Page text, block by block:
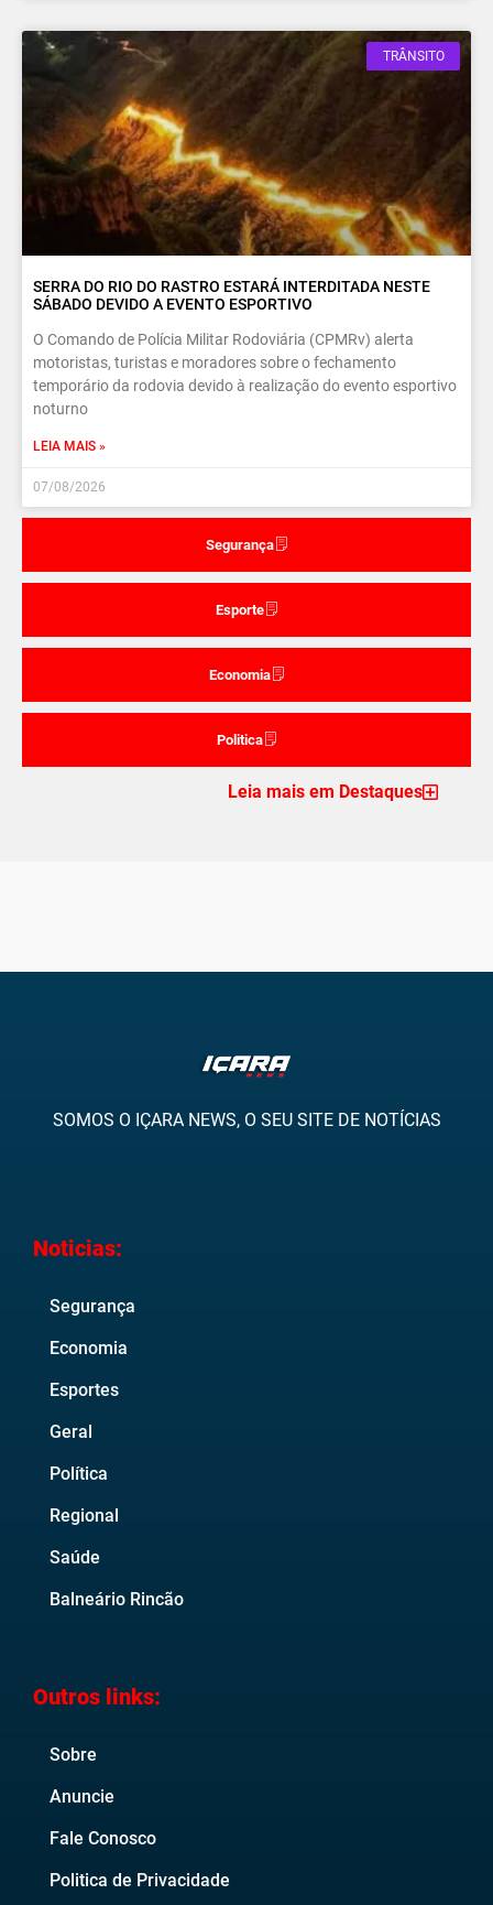
Segurança
Esporte
Economia
Politica
TRÂNSITO
SERRA DO RIO DO RASTRO ESTARÁ INTERDITADA NESTE
SÁBADO DEVIDO A EVENTO ESPORTIVO
O Comando de Polícia Militar Rodoviária (CPMRv) alerta
motoristas, turistas e moradores sobre o fechamento
temporário da rodovia devido à realização do evento esportivo
noturno
LEIA MAIS »
07/08/2026
Leia mais em Destaques
SOMOS O IÇARA NEWS, O SEU SITE DE NOTÍCIAS
Noticias:
Segurança
Economia
Esportes
Geral
Política
Regional
Saúde
Balneário Rincão
Outros links:
Sobre
Anuncie
Fale Conosco
Politica de Privacidade